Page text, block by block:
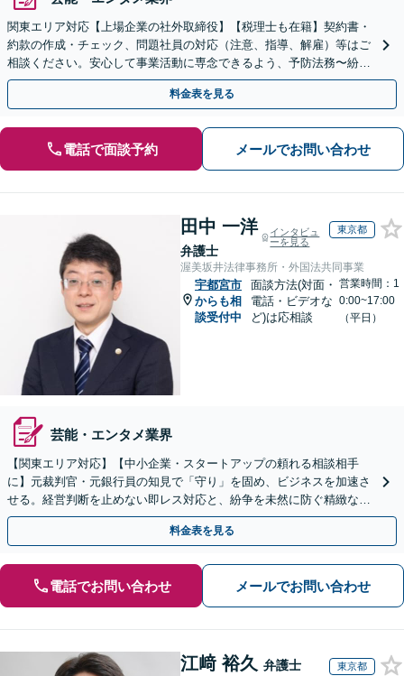
関東エリア対応【上場企業の社外取締役】【税理士も在籍】契約書・
約款の作成・チェック、問題社員の対応（注意、指導、解雇）等はご
相談ください。安心して事業活動に専念できるよう、予防法務〜紛争
解決まで、幅広い法的ニーズにワンストップで対応します。
料金表を見る
電話で面談予約 メールでお問い合わせ
田中 一洋
弁護士
インタビュ
ーを見る
東京都
渥美坂井法律事務所・外国法共同事業
宇都宮市
からも相
談受付中
面談方法(対面・
電話・ビデオな
ど)は応相談
営業時間：1
0:00~17:00
（平日）
芸能・エンタメ業界
【関東エリア対応】【中小企業・スタートアップの頼れる相談相手
に】元裁判官・元銀行員の知見で「守り」を固め、ビジネスを加速さ
せる。経営判断を止めない即レス対応と、紛争を未然に防ぐ精緻な契
約戦略。【夜間・WEB相談可】
料金表を見る
電話でお問い合わせ メールでお問い合わせ
江﨑 裕久 弁護士 東京都